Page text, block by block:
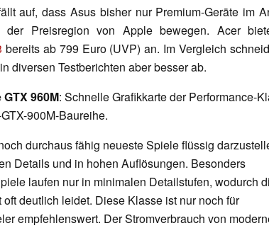
auf, dass Asus bisher nur Premium-Geräte im
Preisregion von Apple bewegen. Acer
bereits ab 799 Euro (UVP) an. Im Vergleich
diversen Testberichten aber besser ab.
960M: Schnelle Grafikkarte der Performance-
900M-Baureihe.
durchaus fähig neueste Spiele flüssig
Details und in hohen Auflösungen. Besonders
laufen nur in minimalen Detailstufen, wodurch
deutlich leidet. Diese Klasse ist nur noch für
empfehlenswert. Der Stromverbrauch von